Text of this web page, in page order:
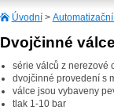
Úvodní>
Dvojčinné
série válců z nerezové
dvojčinné provedení s
válce jsou vybaveny
tlak 1-10 bar